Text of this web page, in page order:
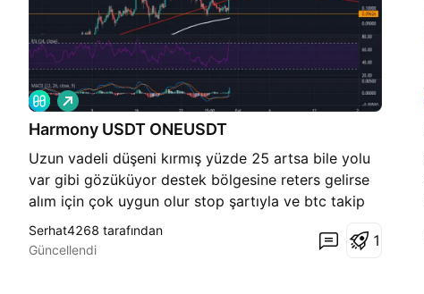
Harmony USDT ONEUSDT
Uzun vadeli düşeni kırmış yüzde 25 artsa bile yolu
var gibi gözüküyor destek bölgesine reters gelirse
alım için çok uygun olur stop şartıyla ve btc takip
edilmeli . Yatırım tavsiyesi Değildir .
A
l
ı
Serhat4268 tarafından
Güncellendi
1